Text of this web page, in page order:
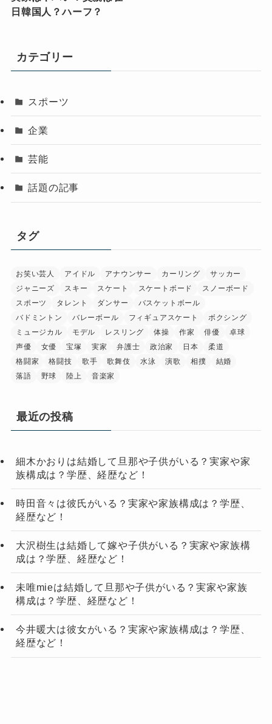
日韓国人？ハーフ？
カテゴリー
スポーツ
企業
芸能
話題の記事
タグ
お笑い芸人 アイドル アナウンサー カーリング
サッカー
ジャニーズ
スキー スケート スケートボード
スノーボード
スポーツ
タレント ダンサー
バスケットボール
バドミントン
バレーボール フィギュアスケート
ボクシング
ミュージカル
モデル レスリング 体操 作家 俳優
卓球
声優
女優 宝塚 実家 弁護士 政治家 日本
柔道
格闘家
格闘技 歌手 歌舞伎 水泳 演歌 相撲
結婚
落語
野球 陸上 音楽家
最近の投稿
細木かおりは結婚して旦那や子供がいる？実家や家
族構成は？学歴、経歴など！
時田音々は彼氏がいる？実家や家族構成は？学歴、
経歴など！
大沢樹生は結婚して嫁や子供がいる？実家や家族構
成は？学歴、経歴など！
未唯mieは結婚して旦那や子供がいる？実家や家族
構成は？学歴、経歴など！
今井暖大は彼女がいる？実家や家族構成は？学歴、
経歴など！